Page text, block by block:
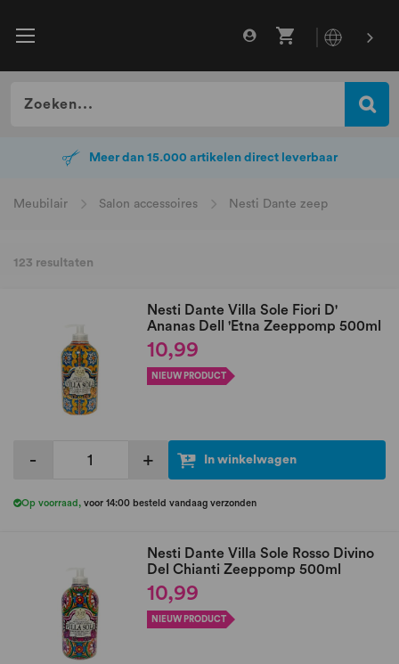
Meer dan 15.000 artikelen direct leverbaar
Meubilair Salon accessoires Nesti Dante zeep
123 resultaten
Nesti Dante Villa Sole Fiori D'
Ananas Dell 'Etna Zeeppomp 500ml
10,99
NIEUW PRODUCT
- + In winkelwagen
Op voorraad , voor 14:00 besteld vandaag verzonden
Nesti Dante Villa Sole Rosso Divino
Del Chianti Zeeppomp 500ml
10,99
NIEUW PRODUCT